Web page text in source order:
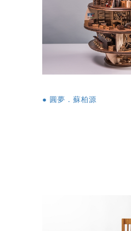
● 圓夢．蘇柏源